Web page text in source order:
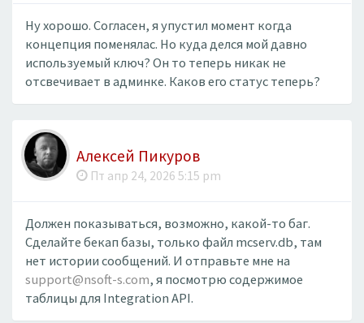
Ну хорошо. Согласен, я упустил момент когда
концепция поменялас. Но куда делся мой давно
используемый ключ? Он то теперь никак не
отсвечивает в админке. Каков его статус теперь?
Алексей Пикуров
Пт апр 24, 2026 5:15 pm
Должен показываться, возможно, какой-то баг.
Сделайте бекап базы, только файл mcserv.db, там
нет истории сообщений. И отправьте мне на
support@nsoft-s.com, я посмотрю содержимое
таблицы для Integration API.